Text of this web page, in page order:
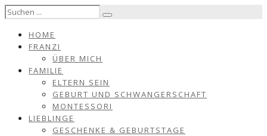
HOME
FRANZI
ÜBER MICH
FAMILIE
ELTERN SEIN
GEBURT UND SCHWANGERSCHAFT
MONTESSORI
LIEBLINGE
GESCHENKE & GEBURTSTAGE